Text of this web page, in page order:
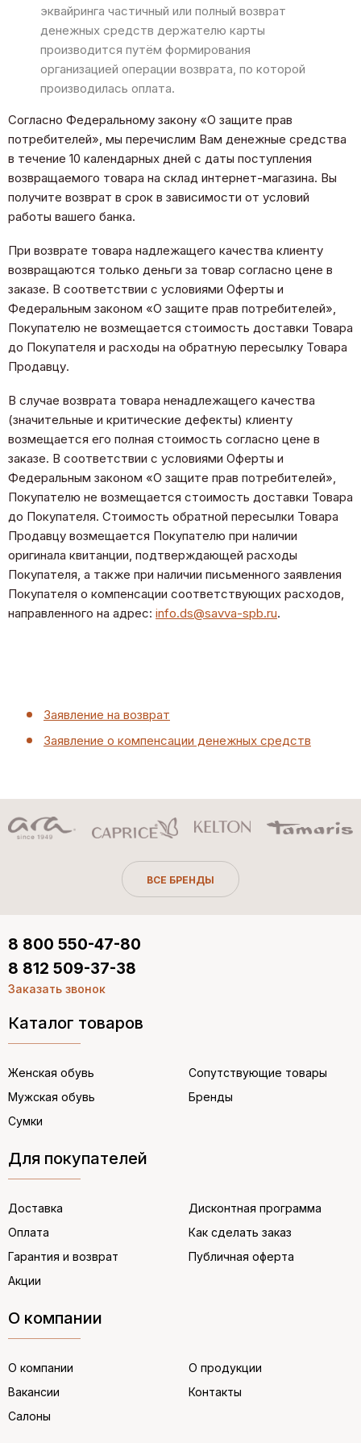
эквайринга частичный или полный возврат
денежных средств держателю карты
производится путём формирования
организацией операции возврата, по которой
производилась оплата.​
Согласно Федеральному закону «О защите прав
потребителей», мы перечислим Вам денежные средства
в течение 10 календарных дней с даты поступления
возвращаемого товара на склад интернет-магазина. Вы
получите возврат в срок в зависимости от условий
работы вашего банка.
При возврате товара надлежащего качества клиенту
возвращаются только деньги за товар согласно цене в
заказе. В соответствии с условиями Оферты и
Федеральным законом «О защите прав потребителей»,
Покупателю не возмещается стоимость доставки Товара
до Покупателя и расходы на обратную пересылку Товара
Продавцу.
В случае возврата товара ненадлежащего качества
(значительные и критические дефекты) клиенту
возмещается его полная стоимость согласно цене в
заказе. В соответствии с условиями Оферты и
Федеральным законом «О защите прав потребителей»,
Покупателю не возмещается стоимость доставки Товара
до Покупателя. Стоимость обратной пересылки Товара
Продавцу возмещается Покупателю при наличии
оригинала квитанции, подтверждающей расходы
Покупателя, а также при наличии письменного заявления
Покупателя о компенсации соответствующих расходов,
направленного на адрес: info.ds@savva-spb.ru.
Заявление на возврат
Заявление о компенсации денежных средств
ВСЕ БРЕНДЫ
Каталог товаров
Женская обувь
Мужская обувь
Сумки
Сопутствующие товары
Бренды
Для покупателей
Доставка
Оплата
Гарантия и возврат
Акции
Дисконтная программа
Как сделать заказ
Публичная оферта
О компании
О компании
Вакансии
Салоны
О продукции
Контакты
8 800 550-47-80
8 812 509-37-38
Заказать звонок